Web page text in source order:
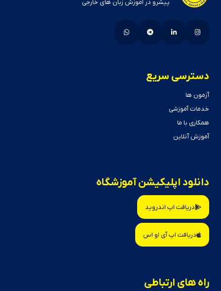
پیشرو در آموزش زبان های خارجی
دسترسی سریع
آزمون ها
خدمات آموزشی
همکاری با ما
آموزش آنلاین
دانلود اپلیکیشن آموزشگاه
دریافت اپ اندروید
دریافت اپ آی او اس
راه های ارتباطی